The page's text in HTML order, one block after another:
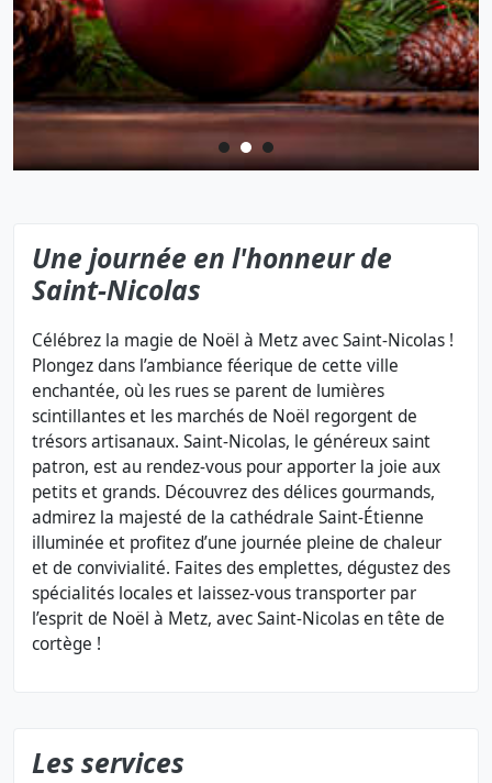
Une journée en l'honneur de
Saint-Nicolas
Célébrez la magie de Noël à Metz avec Saint-Nicolas !
Plongez dans l’ambiance féerique de cette ville
enchantée, où les rues se parent de lumières
scintillantes et les marchés de Noël regorgent de
trésors artisanaux. Saint-Nicolas, le généreux saint
patron, est au rendez-vous pour apporter la joie aux
petits et grands. Découvrez des délices gourmands,
admirez la majesté de la cathédrale Saint-Étienne
illuminée et profitez d’une journée pleine de chaleur
et de convivialité. Faites des emplettes, dégustez des
spécialités locales et laissez-vous transporter par
l’esprit de Noël à Metz, avec Saint-Nicolas en tête de
cortège !
Les services